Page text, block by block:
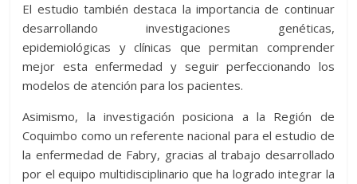
El estudio también destaca la importancia de continuar
desarrollando investigaciones genéticas,
epidemiológicas y clínicas que permitan comprender
mejor esta enfermedad y seguir perfeccionando los
modelos de atención para los pacientes.
Asimismo, la investigación posiciona a la Región de
Coquimbo como un referente nacional para el estudio de
la enfermedad de Fabry, gracias al trabajo desarrollado
por el equipo multidisciplinario que ha logrado integrar la